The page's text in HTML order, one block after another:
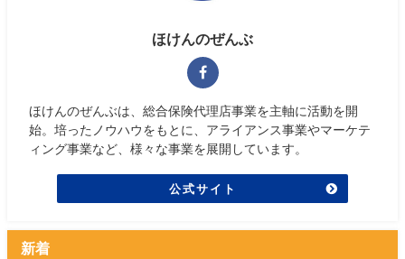
ほけんのぜんぶ
ほけんのぜんぶは、総合保険代理店事業を主軸に活動を開
始。培ったノウハウをもとに、アライアンス事業やマーケテ
ィング事業など、様々な事業を展開しています。
公式サイト
新着